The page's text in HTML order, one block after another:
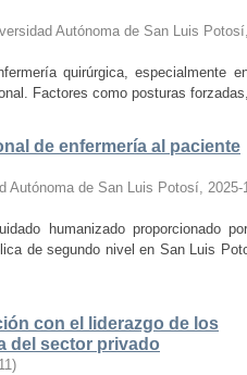
Autónoma de San Luis Potosí,
quirúrgica, especialmente
Factores como posturas
de enfermería al paciente
Autónoma de San Luis Potosí, 2025-
humanizado proporcionado
de segundo nivel en San Luis
con el liderazgo de los
del sector privado
)